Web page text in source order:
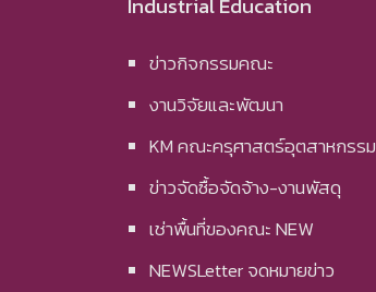
ข่าวกิจกรรมคณะ
งานวิจัยและพัฒนา
KM คณะครุศาสตร์อุตสาหกรรม
ข่าวจัดซื้อจัดจ้าง-งานพัสดุ
เช่าพื้นที่ของคณะ NEW
NEWSLetter จดหมายข่าว